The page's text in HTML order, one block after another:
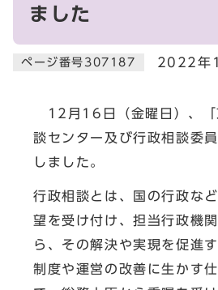
ました
ページ番号307187 2022年
12月16日（金曜日）、「
談センター及び行政相談委
しました。
行政相談とは、国の行政な
望を受け付け、担当行政機
ら、その解決や実現を促進
制度や運営の改善に生かす